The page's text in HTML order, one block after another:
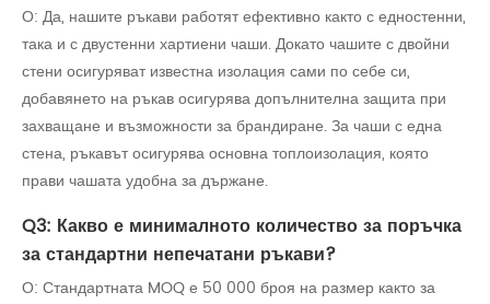
О: Да, нашите ръкави работят ефективно както с едностенни,
така и с двустенни хартиени чаши. Докато чашите с двойни
стени осигуряват известна изолация сами по себе си,
добавянето на ръкав осигурява допълнителна защита при
захващане и възможности за брандиране. За чаши с една
стена, ръкавът осигурява основна топлоизолация, която
прави чашата удобна за държане.
Q3: Какво е минималното количество за поръчка
за стандартни непечатани ръкави?
О: Стандартната MOQ е 50 000 броя на размер както за